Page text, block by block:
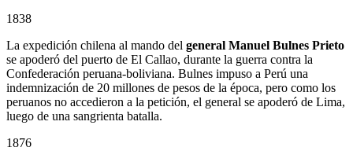
1838
La expedición chilena al mando del general Manuel Bulnes Prieto
se apoderó del puerto de El Callao, durante la guerra contra la
Confederación peruana-boliviana. Bulnes impuso a Perú una
indemnización de 20 millones de pesos de la época, pero como los
peruanos no accedieron a la petición, el general se apoderó de Lima,
luego de una sangrienta batalla.
1876